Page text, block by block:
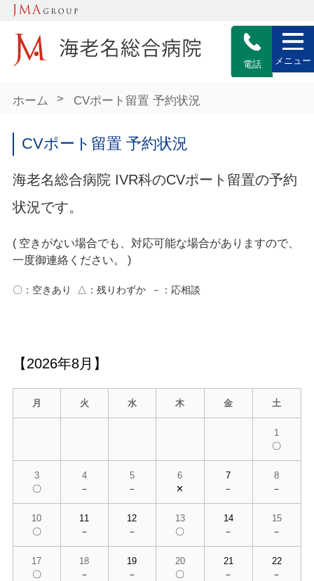
電話 メニュー
ホーム > CVポート留置 予約状況
CVポート留置 予約状況
海老名総合病院 IVR科のCVポート留置の予約
状況です。
( 空きがない場合でも、対応可能な場合がありますので、
一度御連絡ください。 )
〇：空きあり △：残りわずか －：応相談
【2026年8月】
月 火 水 木 金 土
1
〇
3
〇
4
－
5
－
6
✕
7
－
8
－
10
〇
11
－
12
－
13
〇
14
－
15
－
17
〇
18
－
19
－
20
〇
21
－
22
－